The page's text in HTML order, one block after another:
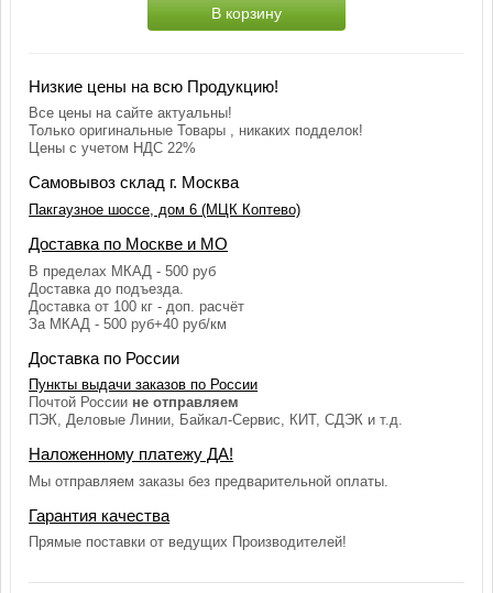
В корзину
Низкие цены на всю Продукцию!
Все цены на сайте актуальны!
Только оригинальные Товары , никаких подделок!
Цены с учетом НДС 22%
Самовывоз склад г. Москва
Пакгаузное шоссе, дом 6 (МЦК Коптево)
Доставка по Москве и МО
В пределах МКАД - 500 руб
Доставка до подъезда.
Доставка от 100 кг - доп. расчёт
За МКАД - 500 руб+40 руб/км
Доставка по России
Пункты выдачи заказов по России
Почтой России не отправляем
ПЭК, Деловые Линии, Байкал-Сервис, КИТ, СДЭК и т.д.
Наложенному платежу ДА!
Мы отправляем заказы без предварительной оплаты.
Гарантия качества
Прямые поставки от ведущих Производителей!